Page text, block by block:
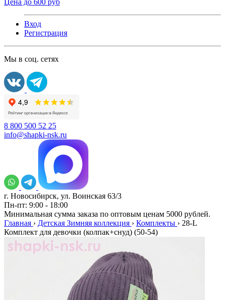
Цена до 600 руб
Вход
Регистрация
Мы в соц. сетях
8 800 500 52 25
info@shapki-nsk.ru
г. Новосибирск, ул. Воинская 63/3
Пн-пт: 9:00 - 18:00
Минимальная сумма заказа по оптовым ценам 5000 рублей.
Главная › Детская Зимняя коллекция › Комплекты › 28-L
Комплект для девочки (колпак+снуд) (50-54)